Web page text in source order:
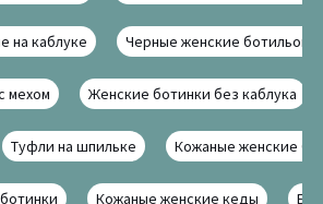
на каблуке Черные женские ботильоны
мехом Женские ботинки без каблука
Туфли на шпильке Кожаные женские
Кожаные женские кеды